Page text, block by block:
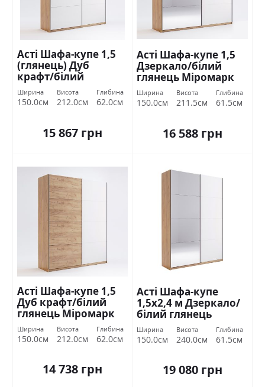
Асті Шафа-купе 1,5
(глянець) Дуб
крафт/білий
глянець Міромарк
Ширина
150.0см
Висота
212.0см
Глибина
62.0см
15 867 грн
Асті Шафа-купе 1,5
Дзеркало/білий
глянець Міромарк
Ширина
150.0см
Висота
211.5см
Глибина
61.5см
16 588 грн
Асті Шафа-купе 1,5
Дуб крафт/білий
глянець Міромарк
Ширина
150.0см
Висота
212.0см
Глибина
62.0см
14 738 грн
Асті Шафа-купе
1,5х2,4 м Дзеркало/
білий глянець
Міромарк
Ширина
150.0см
Висота
240.0см
Глибина
61.5см
19 080 грн